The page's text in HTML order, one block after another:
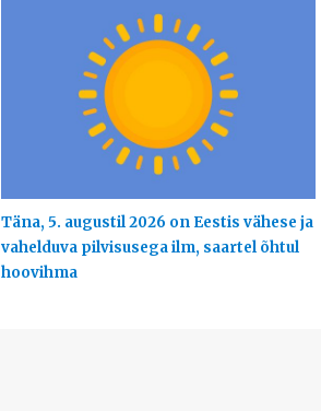
Täna, 5. augustil 2026 on Eestis vähese ja
vahelduva pilvisusega ilm, saartel õhtul
hoovihma